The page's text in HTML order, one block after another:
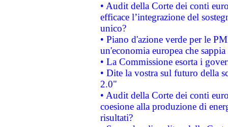
• Audit della Corte dei conti
efficace l’integrazione del
unico?
• Piano d'azione verde per le
un'economia europea che
• La Commissione esorta i
• Dite la vostra sul futuro della
2.0"
• Audit della Corte dei conti
coesione alla produzione di
risultati?